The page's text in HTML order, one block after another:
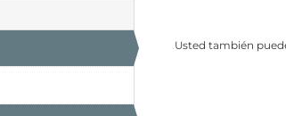
Usted también